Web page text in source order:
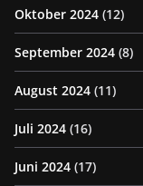
Oktober 2024 (12)
September 2024 (8)
August 2024 (11)
Juli 2024 (16)
Juni 2024 (17)